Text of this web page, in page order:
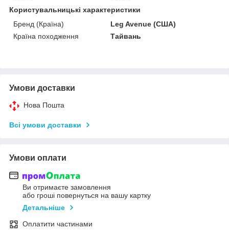
Користувальницькі характеристики
Бренд (Країна)
Leg Avenue (США)
Країна походження
Тайвань
Умови доставки
Нова Пошта
Всі умови доставки
Умови оплати
Ви отримаєте замовлення
або гроші повернуться на вашу картку
Детальніше
Оплатити частинами